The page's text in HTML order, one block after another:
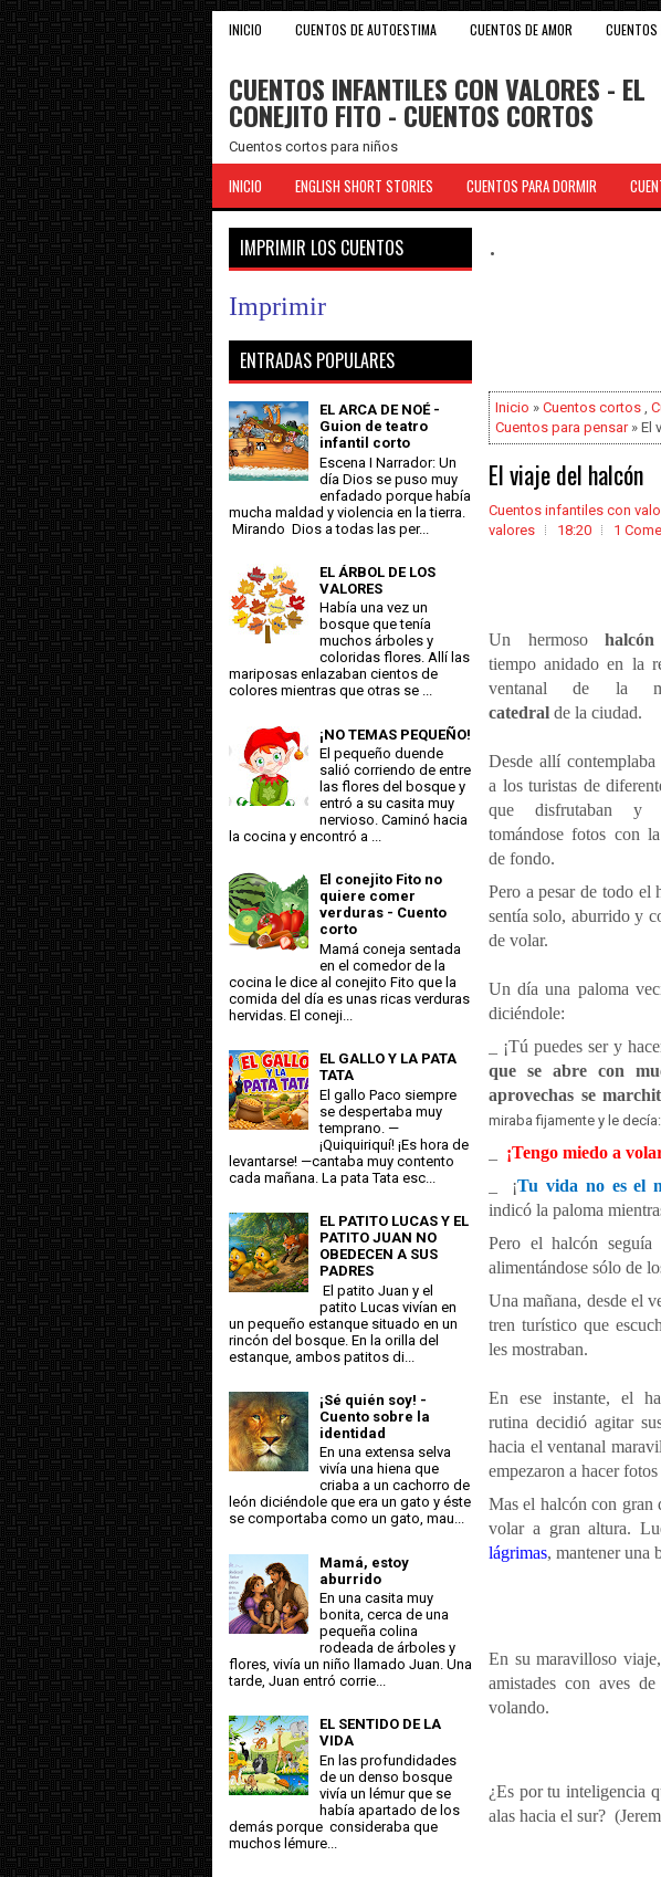
INICIO CUENTOS DE AUTOESTIMA CUENTOS DE AMOR
CUENTOS INFANTILES CON VALORES - EL
CONEJITO FITO - CUENTOS CORTOS
Cuentos cortos para niños
INICIO ENGLISH SHORT STORIES CUENTOS PARA DORMIR
.
Inicio » Cuentos cortos ,
Cuentos para pensar» El
El viaje del halcón
Cuentos infantiles con
valores
18:20 1
Un hermosohalcón
tiempo anidado en la
ventanal de la
catedral de la ciudad.
Desde allí contemplaba
a los turistas de
que disfrutaban y
tomándose fotos con
de fondo.
Pero a pesar de todo el
sentía solo, aburrido y
de volar.
Un día una paloma
diciéndole:
_ ¡Tú puedes ser y
que se abre con
aprovechas se
miraba
¡Tengo miedo a
_ ¡Tu vida no es el
indicó la paloma
Pero el halcón
alimentándose sólo de
Una mañana, desde el
tren turístico que
les mostraban.
En ese instante, el
rutina decidió agitar
hacia el ventanal
empezaron a hacer
Mas el halcón con gran
volar a gran altura.
lágrimas, mantener una
En su maravilloso
amistades con aves
volando.
¿Es por tu inteligencia
alas hacia el sur?
IMPRIMIR LOS CUENTOS
Imprimir
ENTRADAS POPULARES
EL ARCA DE NOÉ -
Guion de teatro
infantil corto
Escena I Narrador: Un
día Dios se puso muy
enfadado porque había
mucha maldad y violencia en la tierra.
Mirando Dios a todas las per...
EL ÁRBOL DE LOS
VALORES
Había una vez un
bosque que tenía
muchos árboles y
coloridas flores. Allí las
mariposas enlazaban cientos de
colores mientras que otras se ...
¡NO TEMAS PEQUEÑO!
El pequeño duende
salió corriendo de entre
las flores del bosque y
entró a su casita muy
nervioso. Caminó hacia
la cocina y encontró a ...
El conejito Fito no
quiere comer
verduras - Cuento
corto
Mamá coneja sentada
en el comedor de la
cocina le dice al conejito Fito que la
comida del día es unas ricas verduras
hervidas. El coneji...
EL GALLO Y LA PATA
TATA
El gallo Paco siempre
se despertaba muy
temprano. —
¡Quiquiriquí! ¡Es hora de
levantarse! —cantaba muy contento
cada mañana. La pata Tata esc...
EL PATITO LUCAS Y EL
PATITO JUAN NO
OBEDECEN A SUS
PADRES
El patito Juan y el
patito Lucas vivían en
un pequeño estanque situado en un
rincón del bosque. En la orilla del
estanque, ambos patitos di...
¡Sé quién soy! -
Cuento sobre la
identidad
En una extensa selva
vivía una hiena que
criaba a un cachorro de
león diciéndole que era un gato y éste
se comportaba como un gato, mau...
Mamá, estoy
aburrido
En una casita muy
bonita, cerca de una
pequeña colina
rodeada de árboles y
flores, vivía un niño llamado Juan. Una
tarde, Juan entró corrie...
EL SENTIDO DE LA
VIDA
En las profundidades
de un denso bosque
vivía un lémur que se
había apartado de los
demás porque consideraba que
muchos lémure...